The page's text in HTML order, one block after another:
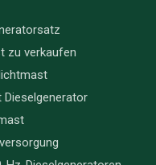
zu verkaufen